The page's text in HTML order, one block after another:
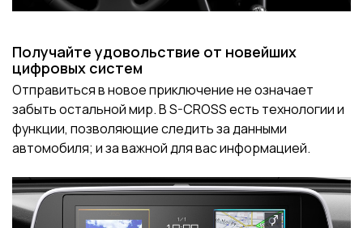
Получайте удовольствие от новейших
цифровых систем
Отправиться в новое приключение не означает
забыть остальной мир. В S-CROSS есть технологии и
функции, позволяющие следить за данными
автомобиля; и за важной для вас информацией.